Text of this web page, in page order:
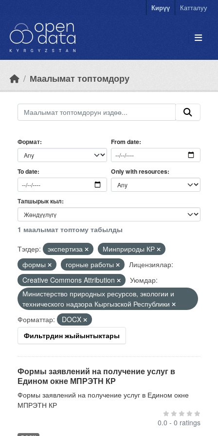
Кирүү Катталуу
Маалымат топтомдору
Формат From date
To date Only with resources
Тапшырык кыл
1 маалымат топтому табылды
Тэгдер:
экспертиза
Минприроды КР
формы
горные работы
Лицензиялар:
Creative Commons Attribution
Уюмдар:
Министерство природных ресурсов, экологии и
технического надзора Кыргызской Республики
Форматтар:
DOCX
Фильтрдин жыйынтыктары
Формы заявлений на получение услуг в
Едином окне МПРЭТН КР
Формы заявлений на получение услуг в Едином окне
МПРЭТН КР
0.0 - 0 ratings